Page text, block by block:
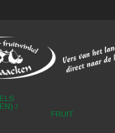
/
FRUIT